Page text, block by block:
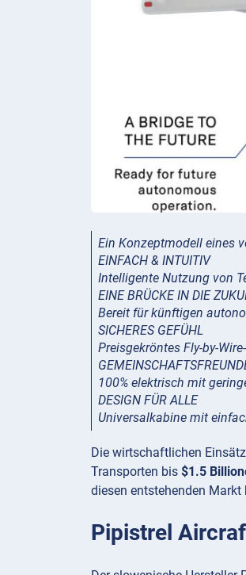
Ein Konzeptmodell eines
EINFACH & INTUITIV
Intelligente Nutzung von
EINE BRÜCKE IN DIE
Bereit für künftigen
SICHERES GEFÜHL
Preisgekröntes Fly-by-
100% elektrisch mit
DESIGN FÜR ALLE
Universalkabine mit
Die wirtschaftlichen
Transporten bis $1.5
diesen entstehenden Markt
Pipistrel